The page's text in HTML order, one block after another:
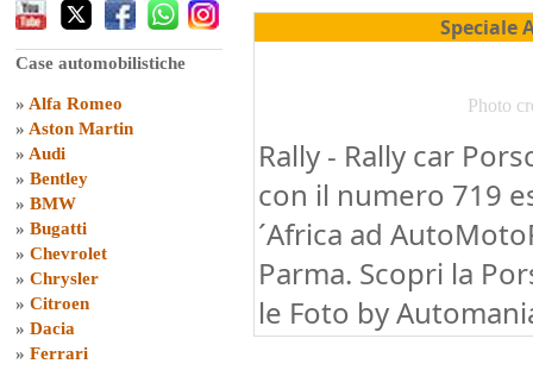
Case automobilistiche
» Alfa Romeo
» Aston Martin
» Audi
» Bentley
» BMW
» Bugatti
» Chevrolet
» Chrysler
» Citroen
» Dacia
» Ferrari
Speciale
Photo
Rally - Rally car
con il numero 719
´Africa ad
Parma. Scopri la
le Foto by